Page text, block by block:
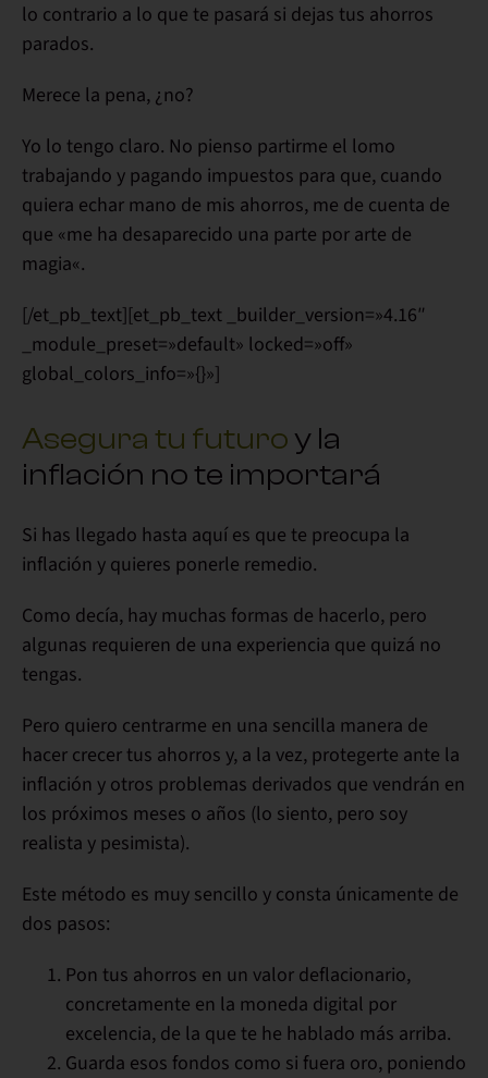
lo contrario a lo que te pasará si dejas tus ahorros
parados.
Merece la pena, ¿no?
Yo lo tengo claro. No pienso partirme el lomo
trabajando y pagando impuestos para que, cuando
quiera echar mano de mis ahorros, me de cuenta de
que «me ha desaparecido una parte por arte de
magia«.
[/et_pb_text][et_pb_text _builder_version=»4.16″
_module_preset=»default» locked=»off»
global_colors_info=»{}»]
Asegura tu futuro y la
inflación no te importará
Si has llegado hasta aquí es que te preocupa la
inflación y quieres ponerle remedio.
Como decía, hay muchas formas de hacerlo, pero
algunas requieren de una experiencia que quizá no
tengas.
Pero quiero centrarme en una sencilla manera de
hacer crecer tus ahorros y, a la vez, protegerte ante la
inflación y otros problemas derivados que vendrán en
los próximos meses o años (lo siento, pero soy
realista y pesimista).
Este método es muy sencillo y consta únicamente de
dos pasos:
Pon tus ahorros en un valor deflacionario,
concretamente en la moneda digital por
excelencia, de la que te he hablado más arriba.
Guarda esos fondos como si fuera oro, poniendo